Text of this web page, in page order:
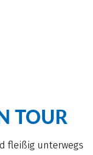
TOUR
fleißig unterwegs